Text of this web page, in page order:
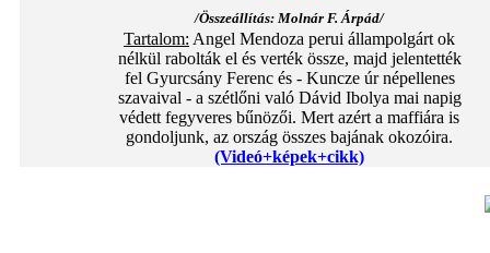
/Összeállítás: Molnár F. Árpád/
Tartalom: Angel Mendoza perui állampolgárt ok
nélkül rabolták el és verték össze, majd jelentették
fel Gyurcsány Ferenc és - Kuncze úr népellenes
szavaival - a szétlőni való Dávid Ibolya mai napig
védett fegyveres bűnözői. Mert azért a maffiára is
gondoljunk, az ország összes bajának okozóira.
(Videó+képek+cikk)